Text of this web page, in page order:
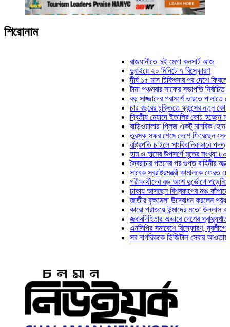
শিরোনাম
রাজধানীতে দুই মেগা কনসার্ট আজ
দুবাইয়ে ২০ মিনিটে ৭ বিস্ফোরণ
দীর্ঘ ১৫ মাস চিকিৎসার পর দেশে ফিরলেন
টানা পঞ্চমবার সাফের সভাপতি নির্বাচিত কাজী
বড় সাজ্জাদের পরামর্শে ভারতে পালাতে
চার বছরের চুক্তিতে ফ্রান্সের নতুন কোচ জিদান
দ্বিতীয় মেয়াদে ইতালির কোচ হচ্ছেন মানচিনি
বাড়িওয়ালারা প্লিজ একটু মানবিক হোন: মনিরা
তুরস্ক সফর শেষে দেশে ফিরেছেন সেনাপ্রধান
রাষ্ট্রপতি চাইলে সাংবিধানিকভাবে পদত্যাগ
হাম ও হামের উপসর্গে মৃতের সংখ্যা ৮০০ ছাড়াল
স্বৈরাচার পতনের পর গুপ্ত বাহিনীর আত্মপ্রকাশ:
সাবেক স্বরাষ্ট্রমন্ত্রী কামালকে ফেরত চেয়ে
পরীক্ষার্থীদের বড় অংশ দুর্ভোগে পড়েনি: ড.
ঢাকায় আসছেন বিশ্বকাপের মঞ্চ কাঁপানো সেই
জাতীয় বৃক্ষমেলা উদ্বোধন করলেন প্রধানমন্ত্রী
কারো পরাজয়ে উন্মাদের মতো উল্লাস করতে হয়
জবাবদিহিতার অভাবে দেশের স্বাস্থ্যখাত নানা
এনসিপির সমাবেশে বিস্ফোরণ, যুবলীগের দুই
সব নাগরিককে ডিজিটাল সেবার আওতায় আনতে